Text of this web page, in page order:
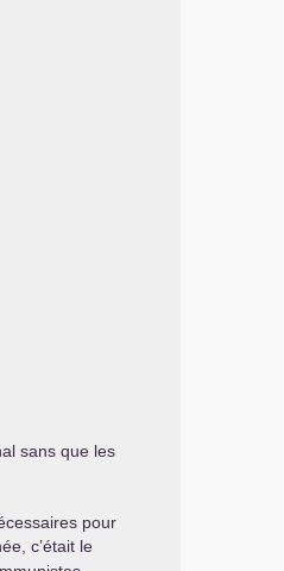
sans que les
pour
c’était le